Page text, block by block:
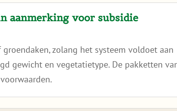
aanmerking voor subsidie
zolang het systeem voldoet aan
gewicht en vegetatietype. De pakketten